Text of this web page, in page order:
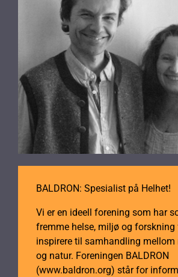
BALDRON: Spesialist på Helhet!
Vi er en ideell forening som har
fremme helse, miljø og forskning
inspirere til samhandling mellom
og natur. Foreningen BALDRON
(www.baldron.org) står for